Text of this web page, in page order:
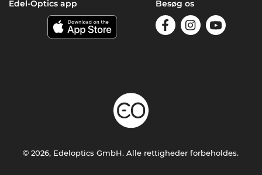
Edel-Optics app Besøg os
© 2026, Edeloptics GmbH. Alle rettigheder forbeholdes.